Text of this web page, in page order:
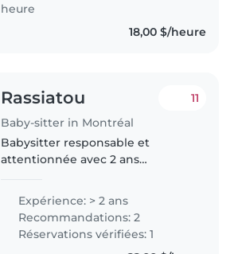
heure
18,00 $/heure
Rassiatou
Baby-sitter in Montréal
11
Babysitter responsable et
attentionnée avec 2 ans
l'enfance avec Educatout. J'aime
m'occuper des enfants et
organiser..
Expérience: > 2 ans
Recommandations: 2
Réservations vérifiées: 1